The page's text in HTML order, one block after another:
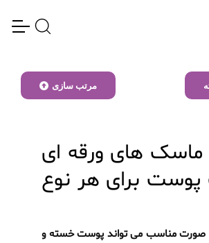
مرتب سازی
ماسک های ورقه ای
پوست برای هر نوع
صورت مناسب می تواند پوست خسته و